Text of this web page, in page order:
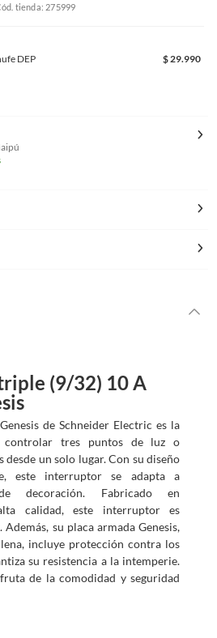
tienda: 275999
DEP $29.990
(9/32) 10 A
de Schneider Electric es la
controlar tres puntos de luz o
un solo lugar. Con su diseño
este interruptor se adapta a
decoración. Fabricado en
calidad, este interruptor es
su placa armada Genesis,
incluye protección contra los
su resistencia a la intemperie.
de la comodidad y seguridad